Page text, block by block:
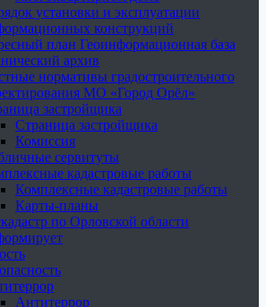
установки и эксплуатации
конструкций
план Геоинформационная база
архив
нормативы градостроительного
МО «Город Орёл»
застройщика
Страница застройщика
Комиссия
сервитуты
кадастровые работы
Комплексные кадастровые работы
Карты-планы
по Орловской области
Антитеррор